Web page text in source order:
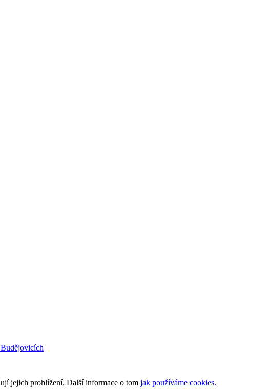
jejich prohlížení. Další informace o tom jak používáme cookies.